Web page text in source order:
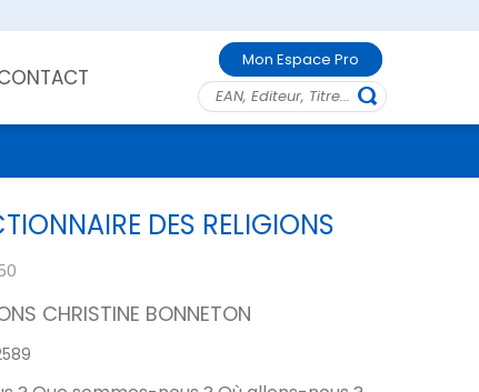
Mon Espace Pro
DES RELIGIONS
CHRISTINE BONNETON